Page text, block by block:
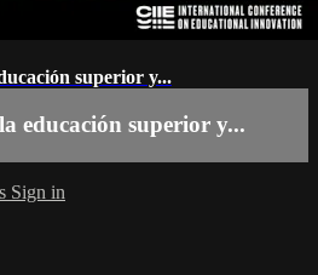
superior y...
educación superior y...
Sign in